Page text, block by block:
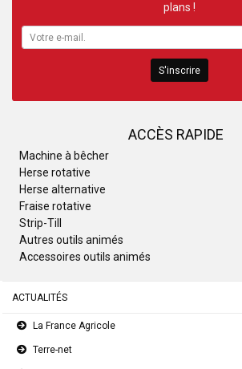
ACCÈS RAPIDE
Machine à bêcher
Herse rotative
Herse alternative
Fraise rotative
Strip-Till
Autres outils animés
Accessoires outils animés
plans !
S'inscrire
ACTUALITÉS
La France Agricole
Terre-net